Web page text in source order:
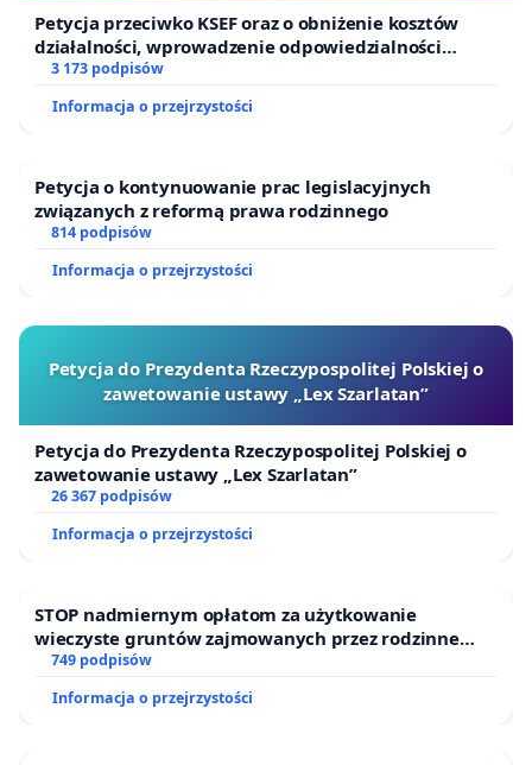
Petycja przeciwko KSEF oraz o obniżenie kosztów
działalności, wprowadzenie odpowiedzialności
finansowej kluczowych urzędników i sędziów
3 173 podpisów
Informacja o przejrzystości
Petycja o kontynuowanie prac legislacyjnych
związanych z reformą prawa rodzinnego
814 podpisów
Informacja o przejrzystości
Petycja do Prezydenta Rzeczypospolitej Polskiej o
zawetowanie ustawy „Lex Szarlatan”
Petycja do Prezydenta Rzeczypospolitej Polskiej o
zawetowanie ustawy „Lex Szarlatan”
26 367 podpisów
Informacja o przejrzystości
STOP nadmiernym opłatom za użytkowanie
wieczyste gruntów zajmowanych przez rodzinne
ogrody działkowe.
749 podpisów
Informacja o przejrzystości